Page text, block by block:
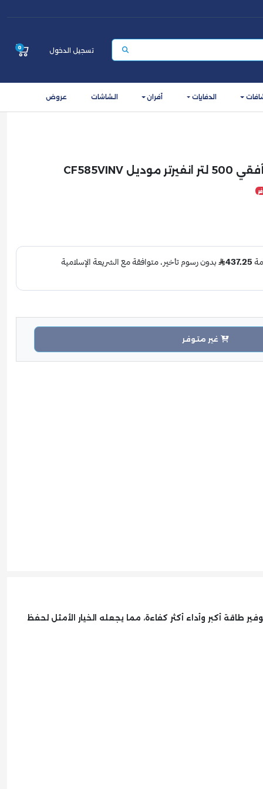
تسجيل الدخول 0
الدفايات أفران الشاشات عروض
غير متوفر
لتوفير طاقة أكبر وأداء أكثر كفاءة، مما يجعله الخيار الأمثل لحفظ